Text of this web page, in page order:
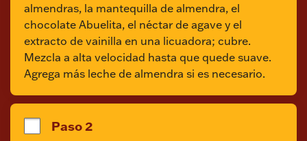
almendras, la mantequilla de almendra, el
chocolate Abuelita, el néctar de agave y el
extracto de vainilla en una licuadora; cubre.
Mezcla a alta velocidad hasta que quede suave.
Agrega más leche de almendra si es necesario.
Paso 2